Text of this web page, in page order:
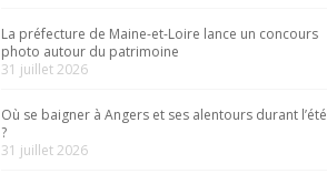
La préfecture de Maine-et-Loire lance un concours
photo autour du patrimoine
31 juillet 2026
Où se baigner à Angers et ses alentours durant l’été
?
31 juillet 2026